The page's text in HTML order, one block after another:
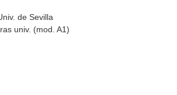
de Sevilla
univ. (mod. A1)